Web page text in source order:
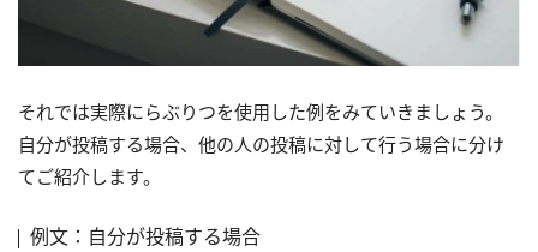
それでは実際にらぶりつを使用した例をみていきましょう。
自分が投稿する場合、他の人の投稿に対して行う場合に分け
てご紹介します。
例文：自分が投稿する場合